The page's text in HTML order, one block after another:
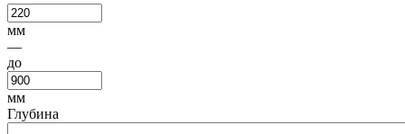
мм
—
до
мм
Глубина